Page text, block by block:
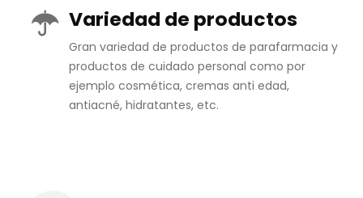
Variedad de productos
Gran variedad de productos de parafarmacia y
productos de cuidado personal como por
ejemplo cosmética, cremas anti edad,
antiacné, hidratantes, etc.